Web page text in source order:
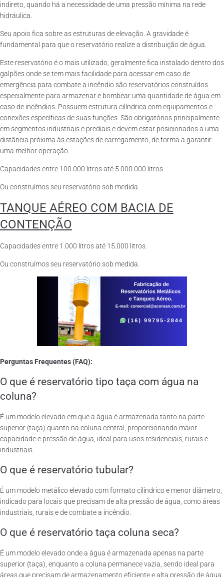
indireto, quando há a necessidade de uma pressão mínima na rede
hidráulica.
Seu apoio fica sobre as estruturas de elevação. A gravidade é
fundamental para que o reservatório realize a distribuição de água.
Este reservatório é o mais utilizado, geralmente fica instalado dentro dos
galpões onde se tem mais facilidade para acessar em caso de
emergência para combate a incêndio são reservatórios construídos
especialmente para armazenar e bombear uma quantidade de água em
caso de incêndios. Possuem estrutura cilíndrica com equipamentos e
conexões específicas de suas funções. São obrigatórios principalmente
em segmentos industriais e prediais e devem estar posicionados a uma
distância próxima às estações de carregamento, de forma a garantir
uma melhor operação.
Capacidades entre 100.000 litros até 5.000.000 litros.
Ou construímos seu reservatório sob medida.
TANQUE AÉREO COM BACIA DE
CONTENÇÃO
Capacidades entre 1.000 litros até 15.000 litros.
Ou construímos seu reservatório sob medida.
Perguntas Frequentes (FAQ):
O que é reservatório tipo taça com água na
coluna?
É um modelo elevado em que a água é armazenada tanto na parte
superior (taça) quanto na coluna central, proporcionando maior
capacidade e pressão de água, ideal para usos residenciais, rurais e
industriais.
O que é reservatório tubular?
É um modelo metálico elevado com formato cilíndrico e menor diâmetro,
indicado para locais que precisam de alta pressão de água, como áreas
industriais, rurais e de combate a incêndio.
O que é reservatório taça coluna seca?
É um modelo elevado onde a água é armazenada apenas na parte
superior (taça), enquanto a coluna permanece vazia, sendo ideal para
áreas que precisam de armazenamento eficiente e alta pressão de água.